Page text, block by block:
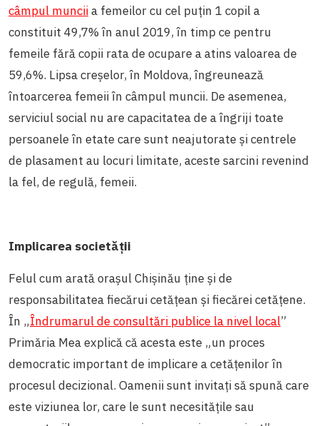
câmpul munciia femeilor cu cel puțin 1 copil a
constituit 49,7% în anul 2019, în timp ce pentru
femeile fără copii rata de ocupare a atins valoarea de
59,6%. Lipsa creșelor, în Moldova, îngreunează
întoarcerea femeii în câmpul muncii. De asemenea,
serviciul social nu are capacitatea de a îngriji toate
persoanele în etate care sunt neajutorate și centrele
de plasament au locuri limitate, aceste sarcini revenind
la fel, de regulă, femeii.
Implicarea societății
Felul cum arată orașul Chișinău ține și de
responsabilitatea fiecărui cetățean și fiecărei cetățene.
În „Îndrumarul de consultări publice la nivel local”
Primăria Mea explică că acesta este „un proces
democratic important de implicare a cetățenilor în
procesul decizional. Oamenii sunt invitați să spună care
este viziunea lor, care le sunt necesitățile sau